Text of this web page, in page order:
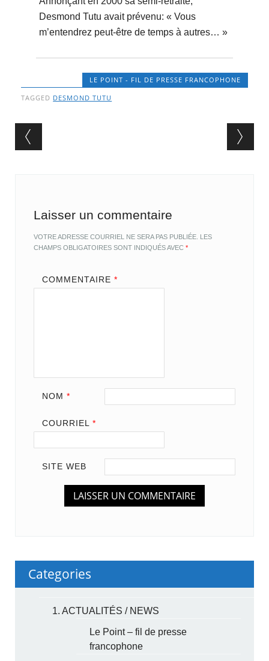
Desmond Tutu avait prévenu: « Vous
m’entendrez peut-être de temps à autres… »
LE POINT - FIL DE PRESSE FRANCOPHONE
TAGGED DESMOND TUTU
Post navigation
Laisser un commentaire
VOTRE ADRESSE COURRIEL NE SERA PAS PUBLIÉE. LES
CHAMPS OBLIGATOIRES SONT INDIQUÉS AVEC*
COMMENTAIRE *
NOM *
COURRIEL *
SITE WEB
Categories
1. ACTUALITÉS / NEWS
Le Point – fil de presse
francophone